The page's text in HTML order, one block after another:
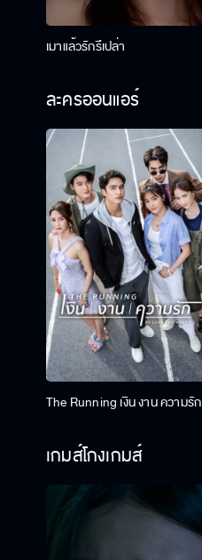
เมาแล้วรักรึเปล่า
ละครออนแอร์
The Running เงิน งาน ความรัก
เกมส์โกงเกมส์